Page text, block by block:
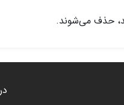
حذف می‌شوند.